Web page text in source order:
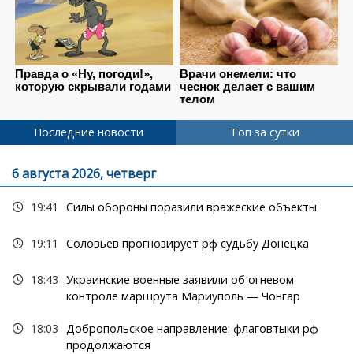
Последние новости Топ за сутки
6 августа 2026, четверг
19:41 Силы обороны поразили вражеские объекты
19:11 Соловьев прогнозирует рф судьбу Донецка
18:43 Украинские военные заявили об огневом
контроле маршрута Мариуполь — Чонгар
18:03 Добропольское направление: флаговтыки рф
продолжаются